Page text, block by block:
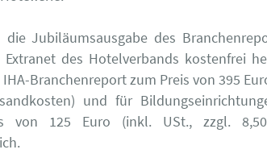
die Jubiläumsausgabe des
Extranet des Hotelverbands kostenfrei
Branchenreport zum Preis von 395
und für
von 125 Euro (inkl. USt., zzgl.